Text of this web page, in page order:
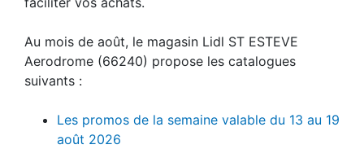
Au mois de août, le magasin Lidl ST ESTEVE
Aerodrome (66240) propose les catalogues
suivants :
Les promos de la semaine valable du 13 au 19
août 2026